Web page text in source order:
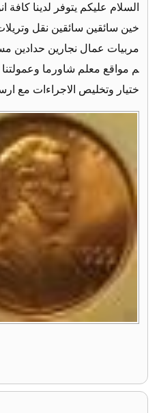
السلام عليكم يتوفر لدينا كافة
خين سائقين سائقين نقل
مربيات عمال نجارين حدادين
م مواقع معلم شاورما وعمولتنا
ختيار وتخليص الاجراءات مع